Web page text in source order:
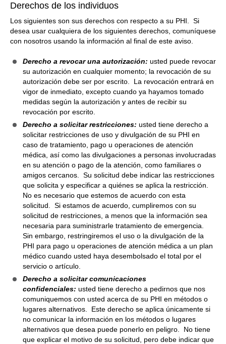
Derechos de los individuos
Los siguientes son sus derechos con respecto a su PHI. Si
desea usar cualquiera de los siguientes derechos, comuníquese
con nosotros usando la información al final de este aviso.
Derecho a revocar una autorización: usted puede revocar
su autorización en cualquier momento; la revocación de su
autorización debe ser por escrito. La revocación entrará en
vigor de inmediato, excepto cuando ya hayamos tomado
medidas según la autorización y antes de recibir su
revocación por escrito.
Derecho a solicitar restricciones: usted tiene derecho a
solicitar restricciones de uso y divulgación de su PHI en
caso de tratamiento, pago u operaciones de atención
médica, así como las divulgaciones a personas involucradas
en su atención o pago de la atención, como familiares o
amigos cercanos. Su solicitud debe indicar las restricciones
que solicita y especificar a quiénes se aplica la restricción.
No es necesario que estemos de acuerdo con esta
solicitud. Si estamos de acuerdo, cumpliremos con su
solicitud de restricciones, a menos que la información sea
necesaria para suministrarle tratamiento de emergencia.
Sin embargo, restringiremos el uso o la divulgación de la
PHI para pago u operaciones de atención médica a un plan
médico cuando usted haya desembolsado el total por el
servicio o artículo.
Derecho a solicitar comunicaciones
confidenciales: usted tiene derecho a pedirnos que nos
comuniquemos con usted acerca de su PHI en métodos o
lugares alternativos. Este derecho se aplica únicamente si
no comunicar la información en los métodos o lugares
alternativos que desea puede ponerlo en peligro. No tiene
que explicar el motivo de su solicitud, pero debe indicar que